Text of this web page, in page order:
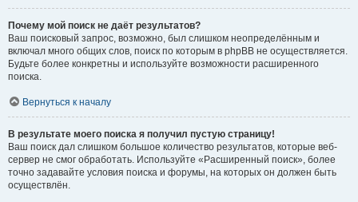
Почему мой поиск не даёт результатов?
Ваш поисковый запрос, возможно, был слишком неопределённым и
включал много общих слов, поиск по которым в phpBB не осуществляется.
Будьте более конкретны и используйте возможности расширенного
поиска.
Вернуться к началу
В результате моего поиска я получил пустую страницу!
Ваш поиск дал слишком большое количество результатов, которые веб-
сервер не смог обработать. Используйте «Расширенный поиск», более
точно задавайте условия поиска и форумы, на которых он должен быть
осуществлён.